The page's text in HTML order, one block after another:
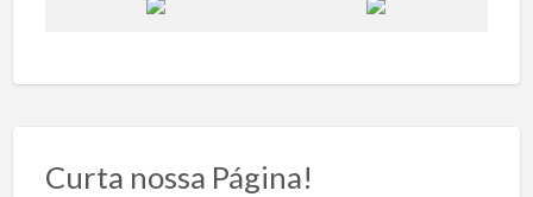
Curta nossa Página!